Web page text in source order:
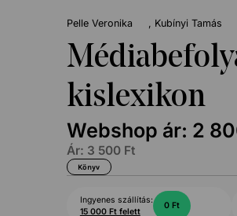
Pelle Veronika Kubínyi Tamás
kislexikon
Webshop ár: 2
Ár: 3 500 Ft
Könyv
Ingyenes szállítás:
15 000 Ft felett
0 Ft